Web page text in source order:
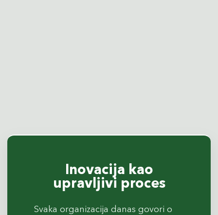
Inovacija kao
upravljivi proces
Svaka organizacija danas govori o